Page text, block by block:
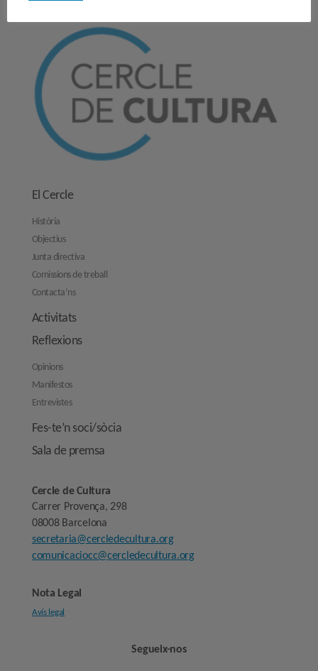
El Cercle
Història
Objectius
Junta directiva
Comissions de treball
Contacta’ns
Activitats
Reflexions
Opinions
Manifestos
Entrevistes
Fes-te’n soci/sòcia
Sala de premsa
Cercle de Cultura
Carrer Provença, 298
08008 Barcelona
secretaria@cercledecultura.org
comunicaciocc@cercledecultura.org
Nota Legal
Avís legal
Segueix-nos